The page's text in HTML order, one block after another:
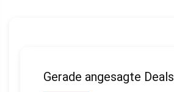
Gerade angesagte Deals